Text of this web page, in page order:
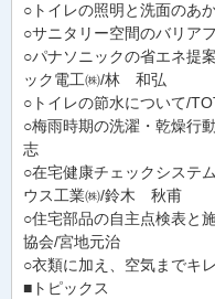
○トイレの照明と洗面のあ
○サニタリー空間のバリア
○パナソニックの省エネ提
ック電工㈱/林 和弘
○トイレの節水について/
○梅雨時期の洗濯・乾燥行
志
○在宅健康チェックシステ
ウス工業㈱/鈴木 秋甫
○住宅部品の自主点検表と
協会/宮地元治
○衣類に加え、空気までキ
■トピックス